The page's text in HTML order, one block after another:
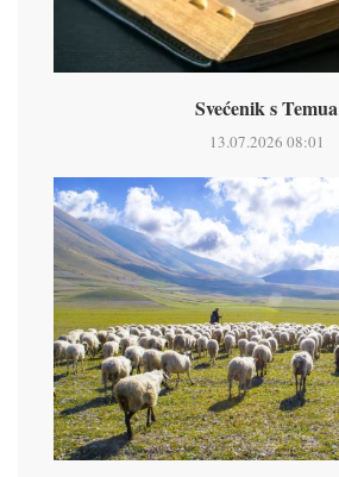
Svećenik s Temua
13.07.2026 08:01